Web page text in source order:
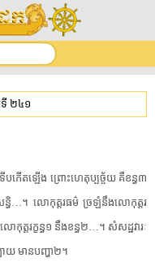
ទី ២៤១
តឡើង ព្រោះ​ហេតុ​ប្ប​ច្ច័​យ គឺ​ខន្ធ៣
ធិ​…។ លោកុត្តរធម៌ ច្រឡំ​នឹង​លោកុត្តរ
ត្ត​រក្ខ​ន្ធ១ នឹង​ខន្ធ២…។ សំសដ្ឋ​វារៈ
ាយ មាន​បញ្ហា២។